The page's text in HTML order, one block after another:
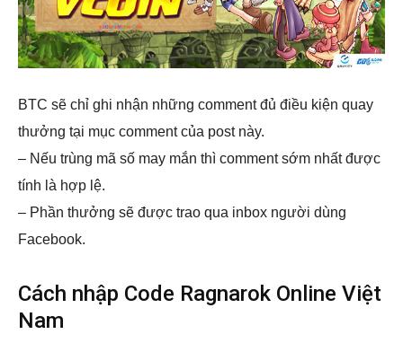
BTC sẽ chỉ ghi nhận những comment đủ điều kiện quay
thưởng tại mục comment của post này.
– Nếu trùng mã số may mắn thì comment sớm nhất được
tính là hợp lệ.
– Phần thưởng sẽ được trao qua inbox người dùng
Facebook.
Cách nhập Code Ragnarok Online Việt
Nam